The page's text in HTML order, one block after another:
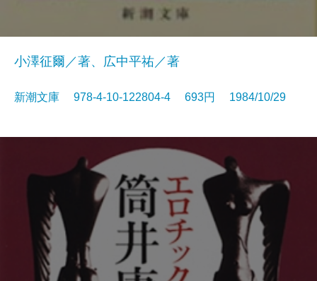
小澤征爾／著、広中平祐／著
新潮文庫 978-4-10-122804-4 693円 1984/10/29